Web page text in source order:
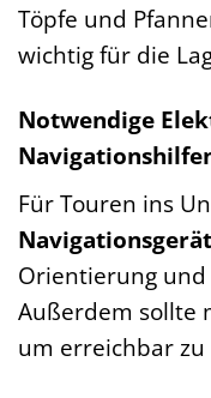
Töpfe und
wichtig für die
Notwendige
Für Touren ins
Orientierung
Außerdem sollte
um erreichbar